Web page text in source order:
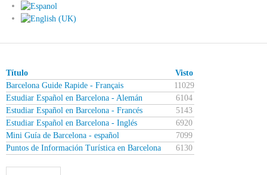
Título
Visto
Barcelona Guide Rapide - Français
11029
Estudiar Español en Barcelona - Alemán
6104
Estudiar Español en Barcelona - Francés
5143
Estudiar Español en Barcelona - Inglés
6920
Mini Guía de Barcelona - español
7099
Puntos de Información Turística en Barcelona
6130